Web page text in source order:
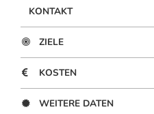
KONTAKT
ZIELE
KOSTEN
WEITERE DATEN